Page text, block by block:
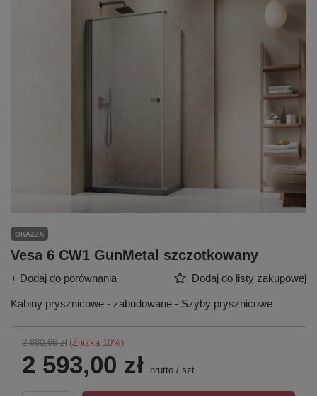
OKAZJA
Vesa 6 CW1 GunMetal szczotkowany
+ Dodaj do porównania Dodaj do listy zakupowej
Kabiny prysznicowe - zabudowane - Szyby prysznicowe
2 880,66 zł (Zniżka 10%)
2 593,00 zł brutto / szt.